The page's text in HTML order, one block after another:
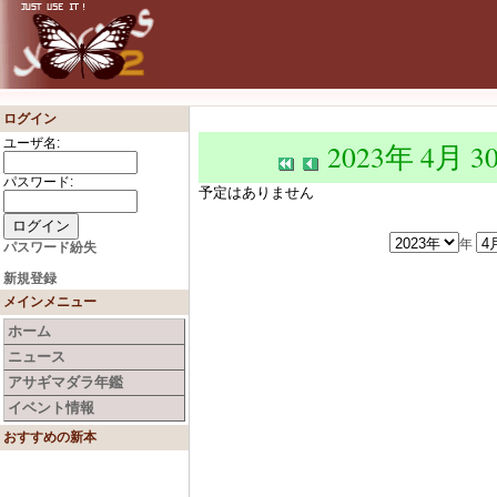
ログイン
ユーザ名:
パスワード:
パスワード紛失
新規登録
メインメニュー
ホーム
ニュース
アサギマダラ年鑑
イベント情報
おすすめの新本
2023年 4月
予定はありません
年